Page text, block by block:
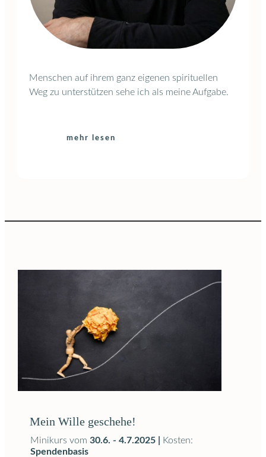
Menschen auf ihrem ganz eigenen spirituellen
Weg zu unterstützen sehe ich als meine Aufgabe.
mehr lesen
Mein Wille geschehe!
Minikurs vom 30.6. - 4.7.2025 |
Kosten:
Spendenbasis